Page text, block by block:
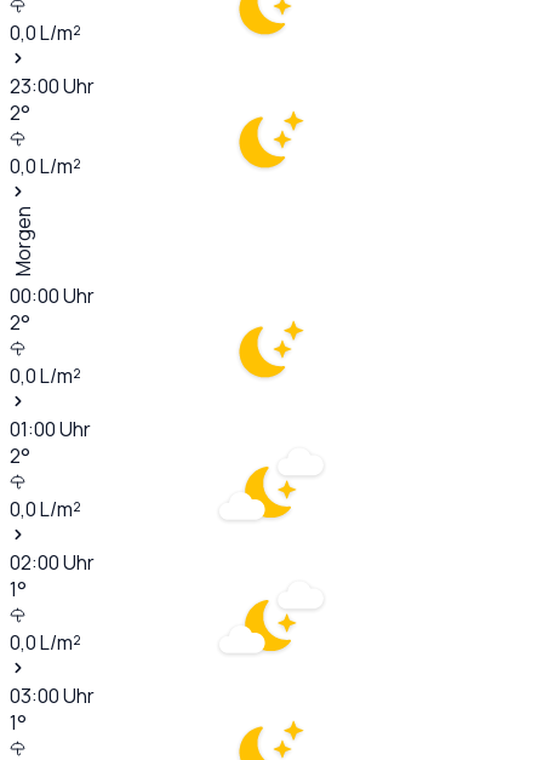
0,0L/m²
23:00Uhr
2°
0,0L/m²
Morgen
00:00Uhr
2°
0,0L/m²
01:00Uhr
2°
0,0L/m²
02:00Uhr
1°
0,0L/m²
03:00Uhr
1°